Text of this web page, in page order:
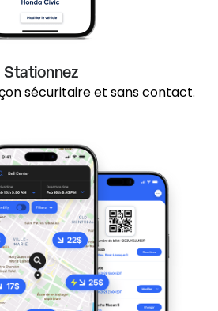
Stationnez
sécuritaire et sans contact.